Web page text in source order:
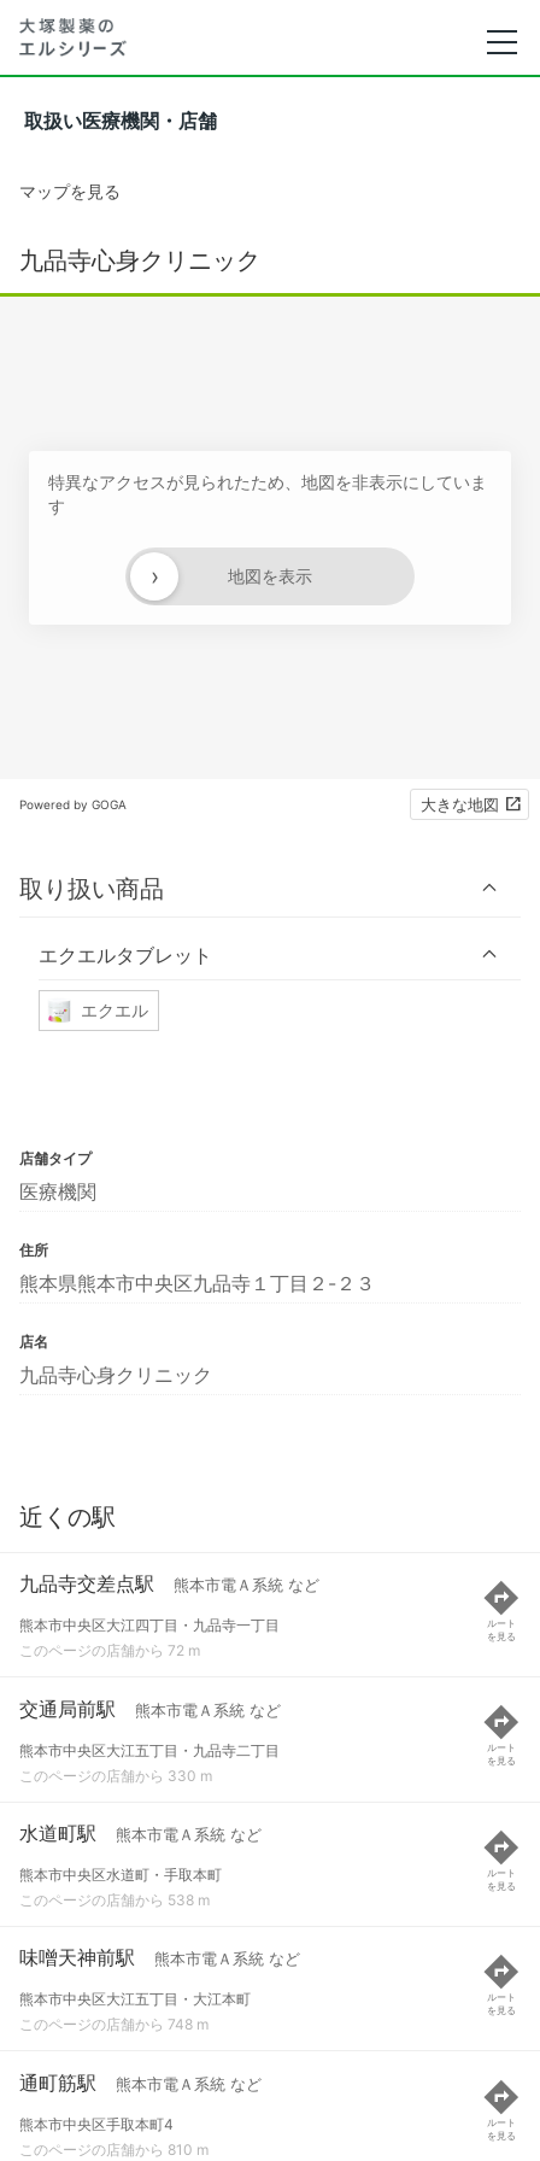
取扱い医療機関・店舗
マップを見る
九品寺心身クリニック
特異なアクセスが見られたため、地図を非表示にしていま
す
地図を表示
›
Powered by GOGA 大きな地図
取り扱い商品
エクエルタブレット
エクエル
店舗タイプ
医療機関
住所
熊本県熊本市中央区九品寺１丁目２-２３
店名
九品寺心身クリニック
近くの駅
九品寺交差点駅 熊本市電Ａ系統 など
熊本市中央区大江四丁目・九品寺一丁目
このページの店舗から 72 m
ルート
を見る
交通局前駅 熊本市電Ａ系統 など
熊本市中央区大江五丁目・九品寺二丁目
このページの店舗から 330 m
ルート
を見る
水道町駅 熊本市電Ａ系統 など
熊本市中央区水道町・手取本町
このページの店舗から 538 m
ルート
を見る
味噌天神前駅 熊本市電Ａ系統 など
熊本市中央区大江五丁目・大江本町
このページの店舗から 748 m
ルート
を見る
通町筋駅 熊本市電Ａ系統 など
熊本市中央区手取本町4
このページの店舗から 810 m
ルート
を見る